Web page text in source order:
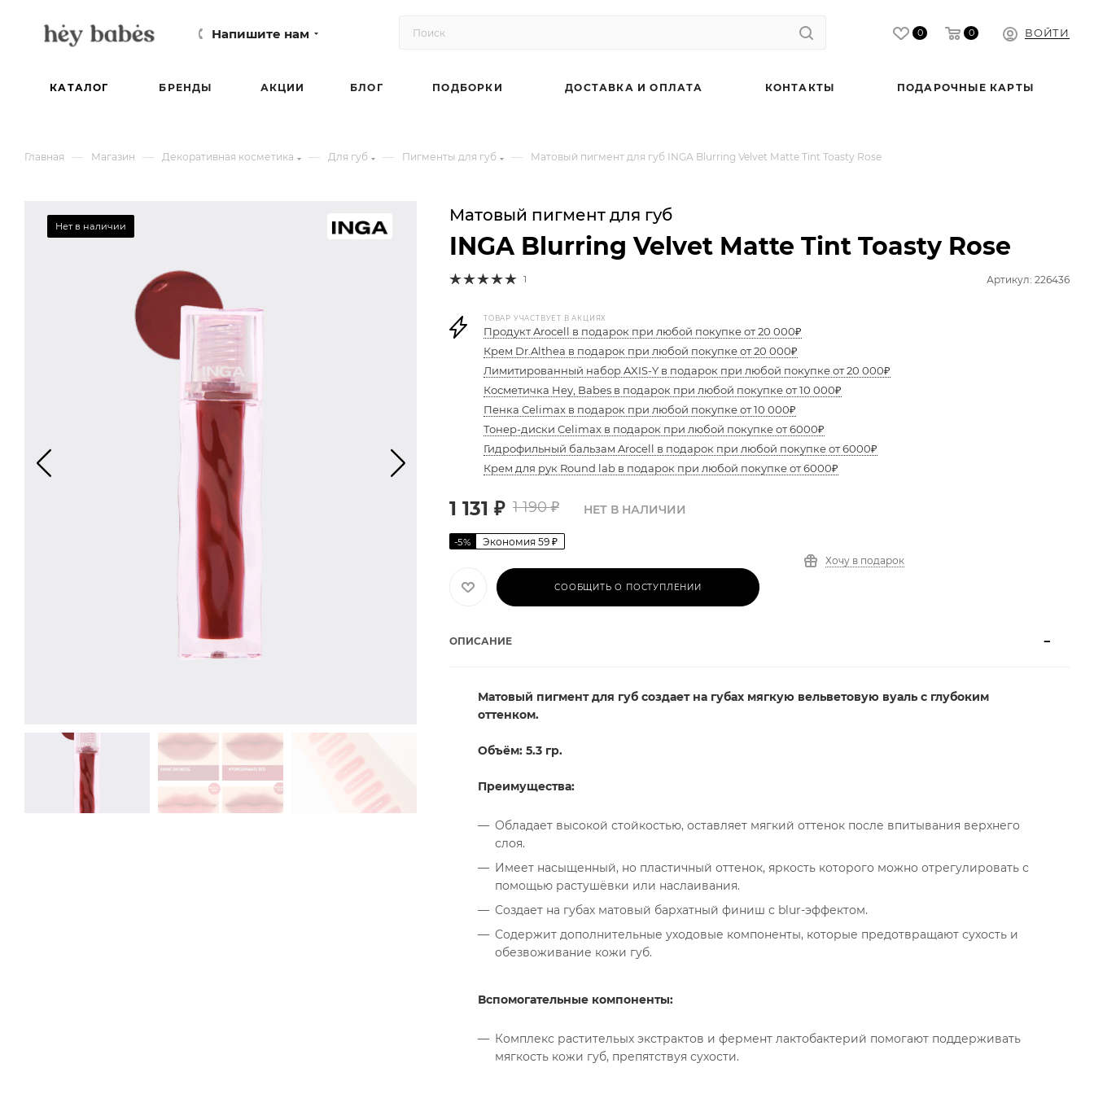
Напишите нам 0 0 ВОЙТИ
КАТАЛОГ БРЕНДЫ АКЦИИ БЛОГ ПОДБОРКИ ДОСТАВКА И ОПЛАТА КОНТАКТЫ ПОДАРОЧНЫЕ КАРТЫ
Главная — Магазин — Декоративная косметика — Для губ — Пигменты для губ — Матовый пигмент для губ INGA Blurring Velvet Matte Tint Toasty Rose
Нет в наличии
Матовый пигмент для губ
INGA Blurring Velvet Matte Tint Toasty Rose
1 Артикул: 226436
ТОВАР УЧАСТВУЕТ В АКЦИЯХ
Продукт Arocell в подарок при любой покупке от 20 000₽
Крем Dr.Althea в подарок при любой покупке от 20 000₽
Лимитированный набор AXIS-Y в подарок при любой покупке от 20 000₽
Косметичка Hey, Babes в подарок при любой покупке от 10 000₽
Пенка Celimax в подарок при любой покупке от 10 000₽
Тонер-диски Celimax в подарок при любой покупке от 6000₽
Гидрофильный бальзам Arocell в подарок при любой покупке от 6000₽
Крем для рук Round lab в подарок при любой покупке от 6000₽
1 131 ₽ 1 190₽
-5% Экономия 59 ₽
НЕТ В НАЛИЧИИ
СООБЩИТЬ О ПОСТУПЛЕНИИ
Хочу в подарок
ОПИСАНИЕ
Матовый пигмент для губ создает на губах мягкую вельветовую вуаль с глубоким
оттенком.
Объём: 5.3 гр.
Преимущества:
Обладает высокой стойкостью, оставляет мягкий оттенок после впитывания верхнего
слоя.
Имеет насыщенный, но пластичный оттенок, яркость которого можно отрегулировать с
помощью растушёвки или наслаивания.
Создает на губах матовый бархатный финиш с blur-эффектом.
Содержит дополнительные уходовые компоненты, которые предотвращают сухость и
обезвоживание кожи губ.
Вспомогательные компоненты:
Комплекс растительых экстрактов и фермент лактобактерий помогают поддерживать
мягкость кожи губ, препятствуя сухости.